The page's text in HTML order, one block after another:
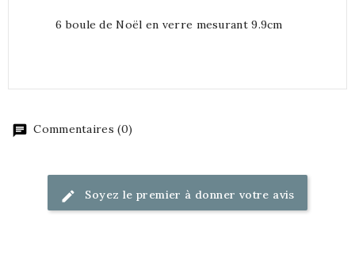
6 boule de Noël en verre mesurant 9.9cm
Commentaires (0)
Soyez le premier à donner votre avis